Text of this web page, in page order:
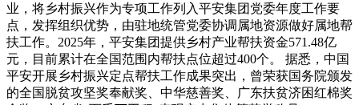
业，将乡村振兴作为专项工作列入平安集团党委年度工作要
点，发挥组织优势，由驻地统管党委协调属地资源做好属地帮
扶工作。2025年，平安集团提供乡村产业帮扶资金571.48亿
元，目前累计在全国范围内帮扶点位超过400个。 据悉，中国
平安开展乡村振兴定点帮扶工作成果突出，曾荣获国务院颁发
的全国脱贫攻坚奖奉献奖、中华慈善奖、广东扶贫济困红棉奖